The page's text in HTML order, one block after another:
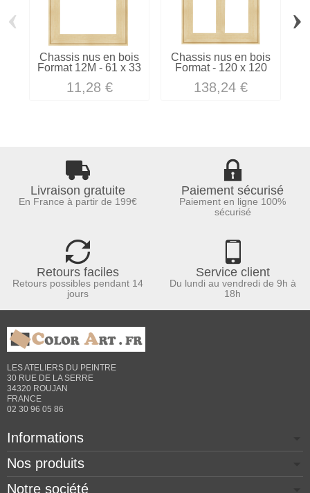
Chassis nus en bois
Format 12M - 61 x 33
11,28 €
Chassis nus en bois
Format - 120 x 120
138,24 €
‹ ›
Livraison gratuite
En France à partir de 199€
Paiement sécurisé
Paiement en ligne 100%
sécurisé
Retours faciles
Retours possibles pendant 14
jours
Service client
Du lundi au vendredi de 9h à
18h
LES ATELIERS DU PEINTRE
30 RUE DE LA SERRE
34320 ROUJAN
FRANCE
02 30 96 05 86
Informations
Nos produits
Notre société